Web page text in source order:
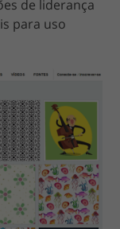
de liderança
para uso